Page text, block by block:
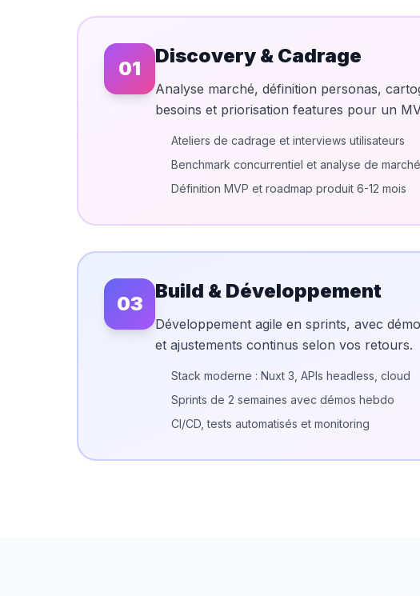
01
Discovery & Cadrage
Analyse marché, définition personas,
besoins et priorisation features pour un
Ateliers de cadrage et interviews utilisateurs
Benchmark concurrentiel et analyse de marché
Définition MVP et roadmap produit 6-12 mois
03
Build & Développement
Développement agile en sprints, avec
et ajustements continus selon vos retours.
Stack moderne : Nuxt 3, APIs headless, cloud
Sprints de 2 semaines avec démos hebdo
CI/CD, tests automatisés et monitoring